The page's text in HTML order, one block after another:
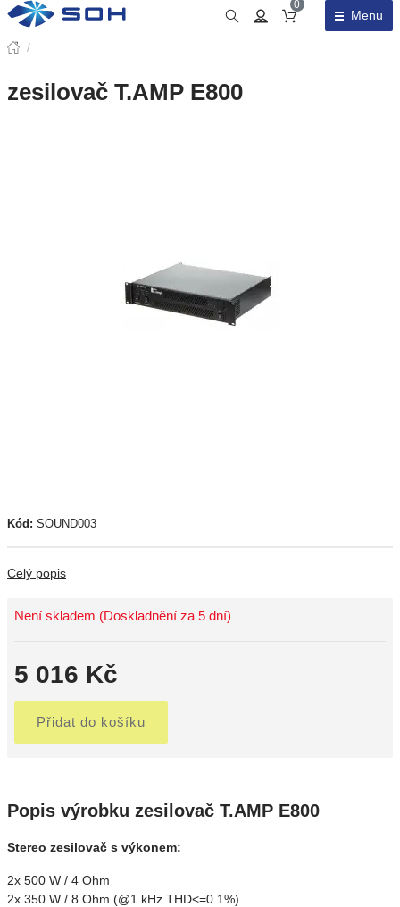
Obsah košíku
0
Menu
/
zesilovač T.AMP E800
Kód: SOUND003
Celý popis
Není skladem (Doskladnění za 5 dní)
5 016 Kč
Přidat do košíku
Popis výrobku zesilovač T.AMP E800
Stereo zesilovač s výkonem:
2x 500 W / 4 Ohm
2x 350 W / 8 Ohm (@1 kHz THD<=0.1%)